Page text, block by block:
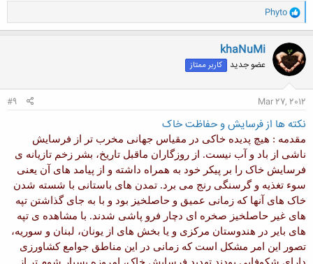
و
ا
ک
ن
ش
ه
ا
Phyto
khaNuMi
عضو جدید کاربر ممتاز
Mar 27, 2012
#9
نکته ها از فرسایش و حفاظت خاک
مقدمه : هیچ پدیده خاکی در مقیاس جهانی مخرب تر از فرسایش
ناشی از باد و آب نیست. از روزگاران ماقبل تاریخ، بشر زخم تازیانه ی
فرسایش خاک را بر پیکر خود به همراه داشته و از پیامد های آن یعنی
سوء تغذیه و گرسنگی رنج می برد. تمدن های باستانی با شسته شدن
خاک های آنها که زمانی عمیق و حاصلخیز بود و با به جای گذاشتن تپه
های غیر حاصلخیز صخره ای دچار فرو پاشی شدند. با مشاهده ی تپه
های بایر در هندوستان مرکزی و یا بخش های از یونان، لبنان و سوریه،
تصور این امر مشکل است که زمانی در این مناطق جوامع کشاورزی
دارای شکوفایی بودند. تهدید فرسایش خاک، امروزه بسیار شوم تر از